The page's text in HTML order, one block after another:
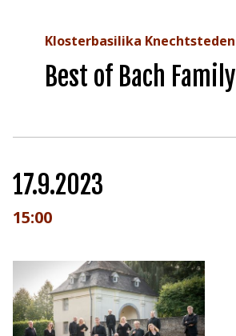
Klosterbasilika Knechtsteden
Best of Bach Family
17.9.2023
15:00